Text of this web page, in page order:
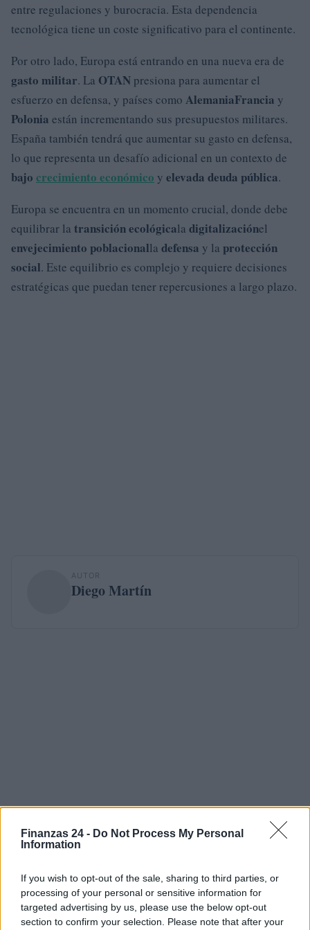
Finanzas 24 - Do Not Process My Personal
Information
If you wish to opt-out of the sale, sharing to third parties, or
processing of your personal or sensitive information for
targeted advertising by us, please use the below opt-out
section to confirm your selection. Please note that after your
entre regulaciones y burocracia. Esta dependencia
tecnológica tiene un coste significativo para el continente.
Por otro lado, Europa está entrando en una nueva era de
gasto militar. La OTAN presiona para aumentar el
esfuerzo en defensa, y países como AlemaniaFrancia y
Polonia están incrementando sus presupuestos militares.
España también tendrá que aumentar su gasto en defensa,
lo que representa un desafío adicional en un contexto de
bajo crecimiento económico y elevada deuda pública.
Europa se encuentra en un momento crucial, donde debe
equilibrar la transición ecológicala digitalizaciónel
envejecimiento poblacionalla defensa y la protección
social. Este equilibrio es complejo y requiere decisiones
estratégicas que puedan tener repercusiones a largo plazo.
AUTOR
Diego Martín